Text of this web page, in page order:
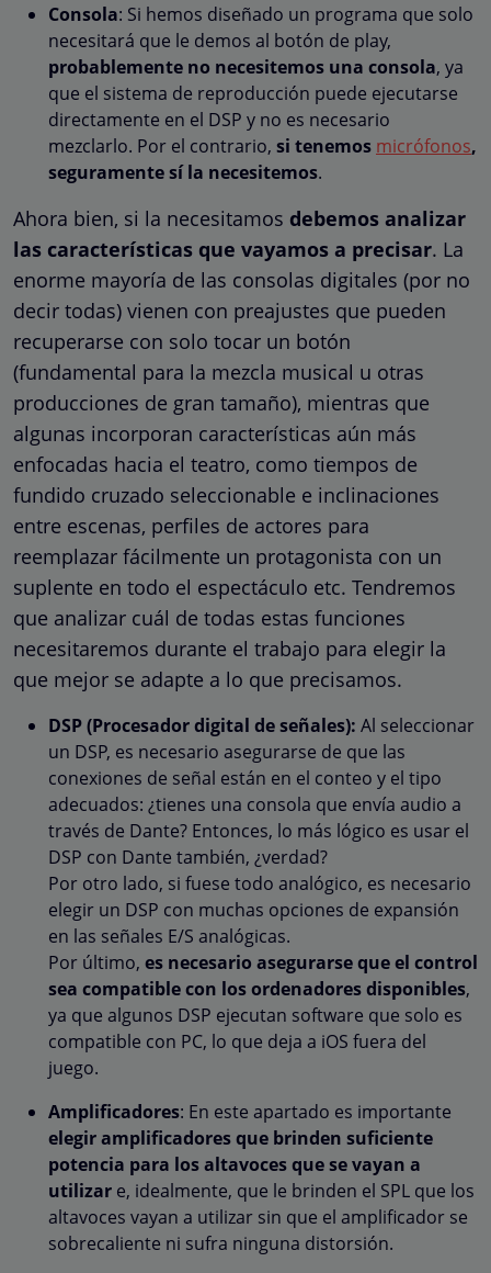
Consola: Si hemos diseñado un programa que solo
necesitará que le demos al botón de play,
probablemente no necesitemos una consola, ya
que el sistema de reproducción puede ejecutarse
directamente en el DSP y no es necesario
mezclarlo. Por el contrario, si tenemos micrófonos,
seguramente sí la necesitemos.
Ahora bien, si la necesitamos debemos analizar
las características que vayamos a precisar. La
enorme mayoría de las consolas digitales (por no
decir todas) vienen con preajustes que pueden
recuperarse con solo tocar un botón
(fundamental para la mezcla musical u otras
producciones de gran tamaño), mientras que
algunas incorporan características aún más
enfocadas hacia el teatro, como tiempos de
fundido cruzado seleccionable e inclinaciones
entre escenas, perfiles de actores para
reemplazar fácilmente un protagonista con un
suplente en todo el espectáculo etc. Tendremos
que analizar cuál de todas estas funciones
necesitaremos durante el trabajo para elegir la
que mejor se adapte a lo que precisamos.
DSP (Procesador digital de señales): Al seleccionar
un DSP, es necesario asegurarse de que las
conexiones de señal están en el conteo y el tipo
adecuados: ¿tienes una consola que envía audio a
través de Dante? Entonces, lo más lógico es usar el
DSP con Dante también, ¿verdad?
Por otro lado, si fuese todo analógico, es necesario
elegir un DSP con muchas opciones de expansión
en las señales E/S analógicas.
Por último, es necesario asegurarse que el control
sea compatible con los ordenadores disponibles,
ya que algunos DSP ejecutan software que solo es
compatible con PC, lo que deja a iOS fuera del
juego.
Amplificadores: En este apartado es importante
elegir amplificadores que brinden suficiente
potencia para los altavoces que se vayan a
utilizar e, idealmente, que le brinden el SPL que los
altavoces vayan a utilizar sin que el amplificador se
sobrecaliente ni sufra ninguna distorsión.